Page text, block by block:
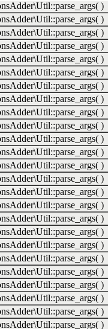
)
)
)
)
)
)
)
)
)
)
)
)
)
)
)
)
)
)
)
)
)
)
)
)
)